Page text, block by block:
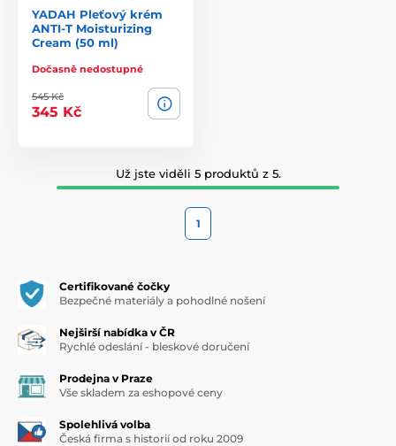
YADAH Pleťový krém
ANTI-T Moisturizing
Cream (50 ml)
Dočasně nedostupné
545 Kč
345 Kč
Už jste viděli 5 produktů z 5.
1
Certifikované čočky
Bezpečné materiály a pohodlné nošení
Nejširší nabídka v ČR
Rychlé odeslání - bleskové doručení
Prodejna v Praze
Vše skladem za eshopové ceny
Spolehlivá volba
Česká firma s historií od roku 2009